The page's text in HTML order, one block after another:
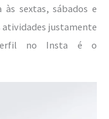
às sextas, sábados e
atividades justamente
no Insta é o